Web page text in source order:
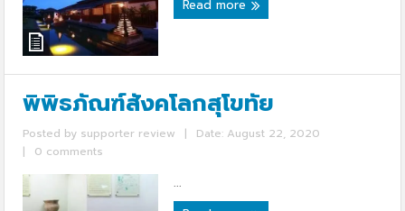
Read more
พิพิธภัณฑ์สังคโลกสุโขทัย
Posted by supporter review |
Date: August 22, 2020
|
0 comments
...